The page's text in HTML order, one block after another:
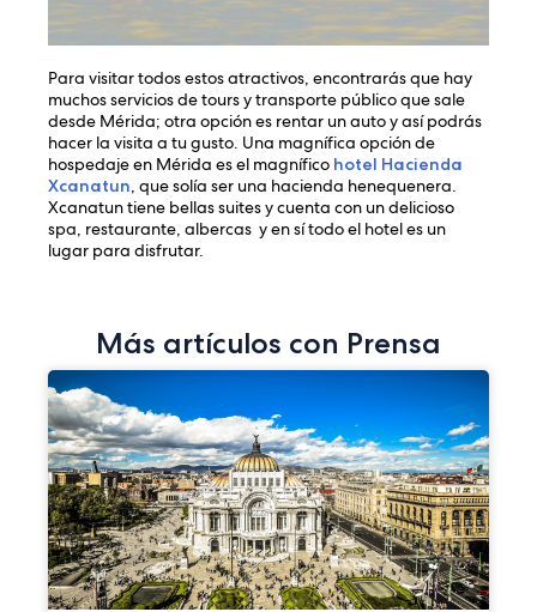
Para visitar todos estos atractivos, encontrarás que hay
muchos servicios de tours y transporte público que sale
desde Mérida; otra opción es rentar un auto y así podrás
hacer la visita a tu gusto. Una magnífica opción de
hospedaje en Mérida es el magnífico hotel Hacienda
Xcanatun, que solía ser una hacienda henequenera.
Xcanatun tiene bellas suites y cuenta con un delicioso
spa, restaurante, albercas y en sí todo el hotel es un
lugar para disfrutar.
Más artículos con Prensa